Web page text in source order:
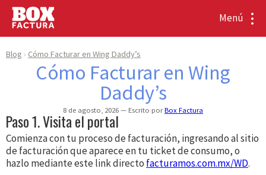
Menú
Blog Cómo Facturar en Wing Daddy’s
Cómo Facturar en Wing
Daddy’s
8 de agosto, 2026 Escrito porBox Factura
Paso 1. Visita el portal
Comienza con tu proceso de facturación, ingresando al sitio
de facturación que aparece en tu ticket de consumo, o
hazlo mediante este link directo facturamos.com.mx/WD.